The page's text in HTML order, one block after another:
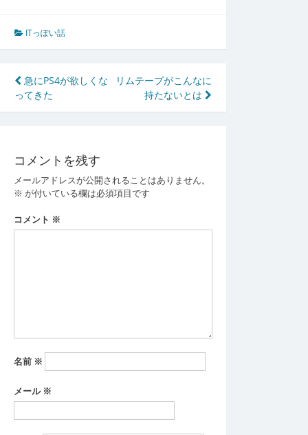
ITっぽい話
投
稿
ビ
ゲ
ー
シ
急にPS4が欲しくな
ってきた
リムテープがこんなに
持たないとは
コメントを残す
メールアドレスが公開されることはありません。
※ が付いている欄は必須項目です
コメント ※
名前 ※
メール ※